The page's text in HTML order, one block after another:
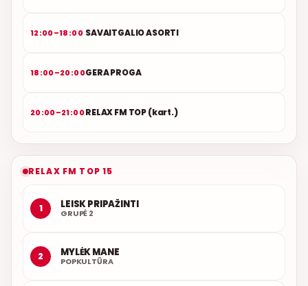
12:00–18:00 SAVAITGALIO ASORTI
18:00–20:00GERA PROGA
20:00–21:00RELAX FM TOP (kart.)
RELAX FM TOP 15
1 LEISK PRIPAŽINTI
GRUPĖ 2
2 MYLĖK MANE
POPKULTŪRA